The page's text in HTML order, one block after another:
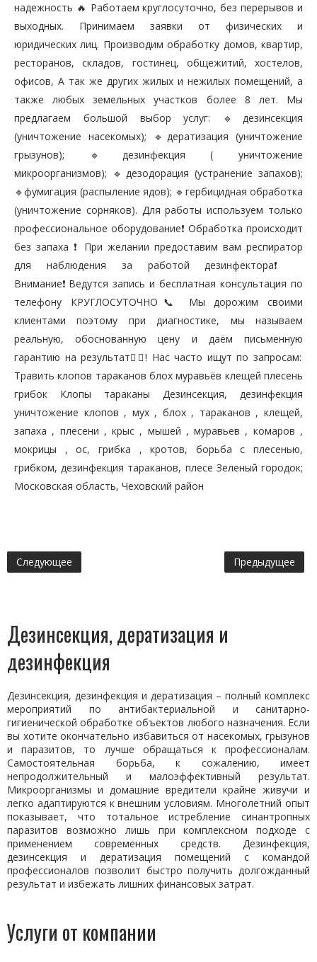
надежность 🔥 Работаем круглосуточно, без перерывов и
выходных. Принимаем заявки от физических и
юридических лиц. Производим обработку домов, квартир,
ресторанов, складов, гостинец, общежитий, хостелов,
офисов, А так же других жилых и нежилых помещений, а
также любых земельных участков более 8 лет. Мы
предлагаем большой выбор услуг: 🔹дезинсекция
(уничтожение насекомых); 🔹дератизация (уничтожение
грызунов); 🔹дезинфекция ( уничтожение
микроорганизмов); 🔹дезодорация (устранение запахов);
🔹фумигация (распыление ядов); 🔹гербицидная обработка
(уничтожение сорняков). Для работы используем только
профессиональное оборудование❗️ Обработка происходит
без запаха ❗️ При желании предоставим вам респиратор
для наблюдения за работой дезинфектора❗️
Внимание❗️Ведутся запись и бесплатная консультация по
телефону КРУГЛОСУТОЧНО📞 Мы дорожим своими
клиентами поэтому при диагностике, мы называем
реальную, обоснованную цену и даём письменную
гарантию на результат👍🏼! Нас часто ищут по запросам:
Травить клопов тараканов блох муравьёв клещей плесень
грибок Клопы тараканы Дезинсекция, дезинфекция
уничтожение клопов , мух , блох , тараканов , клещей,
запаха , плесени , крыс , мышей , муравьев , комаров ,
мокрицы , ос, грибка , кротов, борьба с плесенью,
грибком, дезинфекция тараканов, плесе Зеленый городок;
Московская область, Чеховский район
Следующее Предыдущее
Дезинсекция, дератизация и
дезинфекция
Дезинсекция, дезинфекция и дератизация – полный комплекс
мероприятий по антибактериальной и санитарно-
гигиенической обработке объектов любого назначения. Если
вы хотите окончательно избавиться от насекомых, грызунов
и паразитов, то лучше обращаться к профессионалам.
Самостоятельная борьба, к сожалению, имеет
непродолжительный и малоэффективный результат.
Микроорганизмы и домашние вредители крайне живучи и
легко адаптируются к внешним условиям. Многолетний опыт
показывает, что тотальное истребление синантропных
паразитов возможно лишь при комплексном подходе с
применением современных средств. Дезинфекция,
дезинсекция и дератизация помещений с командой
профессионалов позволит быстро получить долгожданный
результат и избежать лишних финансовых затрат.
Услуги от компании